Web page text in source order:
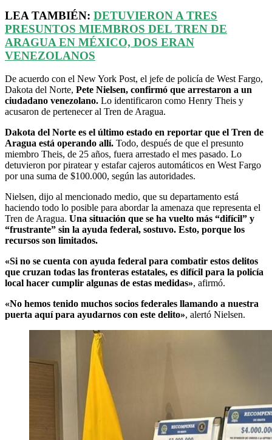
LEA TAMBIÉN: DETUVIERON A TRES
PRESUNTOS MIEMBROS DEL TREN DE
ARAGUA EN MÉXICO, DOS ERAN
VENEZOLANOS
De acuerdo con el New York Post, el jefe de policía de West Fargo,
Dakota del Norte, Pete Nielsen, confirmó que arrestaron a un
ciudadano venezolano. Lo identificaron como Henry Theis y
acusaron de pertenecer al Tren de Aragua.
Dakota del Norte es el último estado en reportar que el Tren de
Aragua está operando allí. Todo, después de que el presunto
miembro Theis, de 25 años, fuera arrestado el mes pasado. Lo
detuvieron por piratear y estafar cajeros automáticos en West Fargo
por una suma de $100.000, según las autoridades.
Nielsen, dijo al mencionado medio, que su departamento está
haciendo todo lo posible para abordar la amenaza que representa el
Tren de Aragua. Una situación que se ha vuelto más “difícil” y
“frustrante” sin la ayuda federal, sostuvo. Esto, porque los
recursos son limitados.
«Si no se cuenta con ayuda federal para combatir estos delitos
que cruzan todas las fronteras estatales, es difícil para la policía
local hacer cumplir algunas de estas medidas», afirmó.
«No hemos tenido muchos socios federales llamando a nuestra
puerta aquí para ayudarnos con este delito», alertó Nielsen.